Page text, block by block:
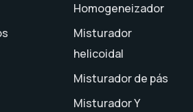
Homogeneizador
Misturador
helicoidal
Misturador de pás
Misturador Y